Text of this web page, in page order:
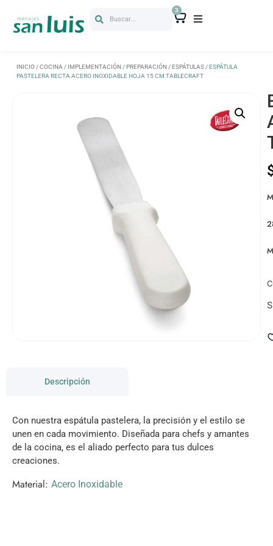
Buscar...
3
INICIO /COCINA / IMPLEMENTACIÓN /PREPARACIÓN /ESPÁTULAS / ESPÁTULA
PASTELERA RECTA ACERO INOXIDABLE HOJA 15 CM TABLECRAFT
Descripción
Con nuestra espátula pastelera, la precisión y el estilo se
unen en cada movimiento. Diseñada para chefs y amantes
de la cocina, es el aliado perfecto para tus dulces
creaciones.
Material: Acero Inoxidable